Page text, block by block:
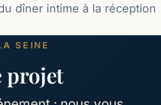
dîner intime à la réception
SEINE
projet